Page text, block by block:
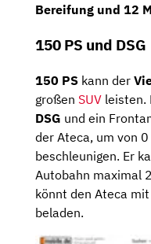
Bereifung und 12
150 PS und DSG
150 PS kann der
großen SUV leisten.
DSG und ein
der Ateca, um von
beschleunigen. Er
Autobahn maximal
könnt den Ateca
beladen.